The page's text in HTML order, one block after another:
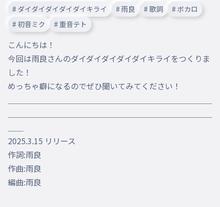
# ダイダイダイダイダイキライ # 雨良 # 歌詞
# ボカロ
# 初音ミク
# 重音テト
こんにちは！
今回は雨良さんのダイダイダイダイダイキライをつくりま
した！
めっちゃ癖になるのでぜひ聞いてみてください！
2025.3.15 リリース
作詞:雨良
作曲:雨良
編曲:雨良